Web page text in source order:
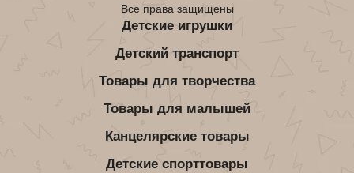
Все права защищены
Детские игрушки
Детский транспорт
Товары для творчества
Товары для малышей
Канцелярские товары
Детские спорттовары